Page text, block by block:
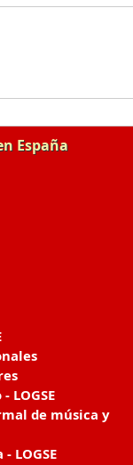
España
LOGSE
de música y
LOGSE